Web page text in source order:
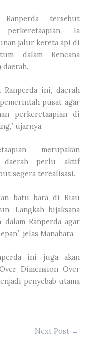
Ranperda tersebut
Ia
jalur kereta api di
dalam Rencana
daerah.
Ranperda ini, daerah
pusat agar
perkeretaapian di
ujarnya.
merupakan
daerah perlu aktif
segera terealisasi.
batu bara di Riau
Langkah bijaksana
dalam Ranperda agar
jelas Manahara.
ini juga akan
Dimension Over
penyebab utama
Next Post →